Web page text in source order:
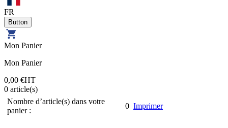
FR
Mon Panier
Mon Panier
0,00 €HT
0 article(s)
Nombre d’article(s) dans votre
panier :
0 Imprimer